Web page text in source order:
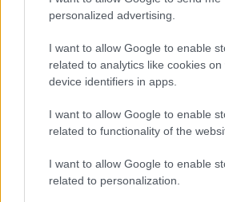
personalized advertising.
I want to allow Google to enable
related to analytics like cookies on
device identifiers in apps.
I want to allow Google to enable
related to functionality of the
I want to allow Google to enable
related to personalization.
Több szempontból blöff,
mint a semmi a
minimálbéremelése
JámborAndrás •2016. november 14.